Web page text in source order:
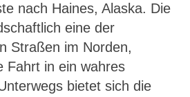
nach Haines, Alaska. Die
eine der
Straßen im Norden,
Fahrt in ein wahres
bietet sich die